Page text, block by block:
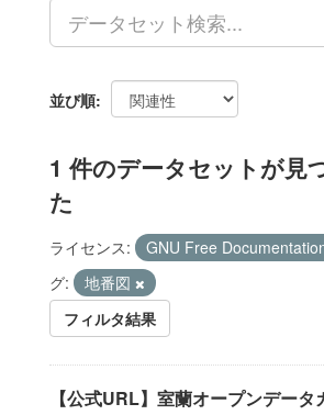
並び順
1 件のデータセットが見
た
ライセンス: GNU Free
グ:
地番図
フィルタ結果
【公式URL】室蘭オープンデータ